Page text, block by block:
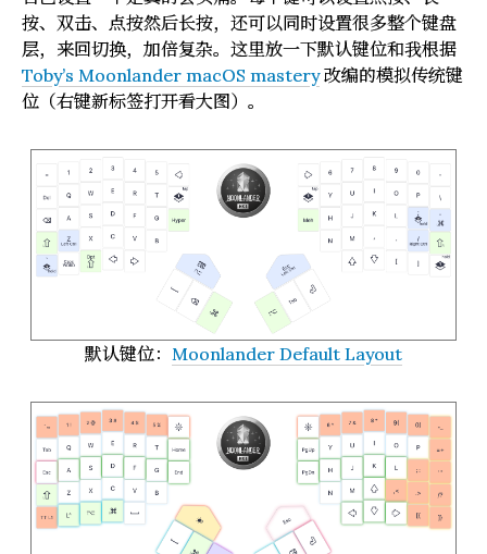
按、双击、点按然后长按，还可以同时设置很多整个键盘
层，来回切换，加倍复杂。这里放一下默认键位和我根据
Toby’s Moonlander macOS mastery改编的模拟传统键
位（右键新标签打开看大图）。
默认键位： Moonlander Default Layout